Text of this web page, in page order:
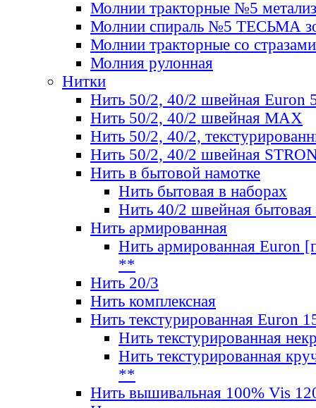
Молнии тракторные №5
Молнии спираль №5 ТЕСЬМА
Молнии тракторные со стразами
Молния рулонная
Нитки
Нить 50/2, 40/2 швейная Euron
Нить 50/2, 40/2 швейная МАХ
Нить 50/2, 40/2,
Нить 50/2, 40/2 швейная
Нить в бытовой намотке
Нить бытовая в наборах
Нить 40/2 швейная бытовая
Нить армированная
Нить армированная Euron
**
Нить 20/3
Нить комплексная
Нить текстурированная Euron
Нить текстурированная
Нить текстурированная
**
Нить вышивальная 100% Vis